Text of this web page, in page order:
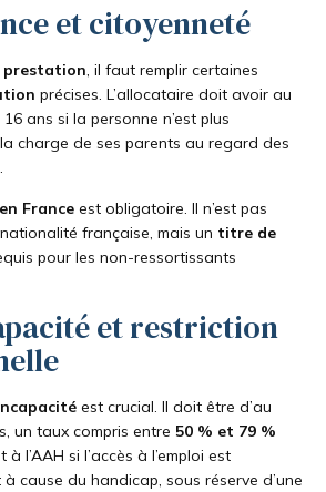
et citoyenneté
prestation, il faut remplir certaines
précises. L’allocataire doit avoir au
ans si la personne n’est plus
charge de ses parents au regard des
France est obligatoire. Il n’est pas
française, mais un titre de
pour les non-ressortissants
et restriction
est crucial. Il doit être d’au
un taux compris entre 50 % et 79 %
l’AAH si l’accès à l’emploi est
cause du handicap, sous réserve d’une